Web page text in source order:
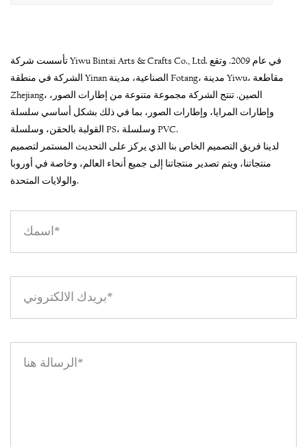
تأسست شركة Yiwu Bintai Arts & Crafts Co., Ltd. في عام 2009. وتقع
الشركة في منطقة Yinan الصناعية، مدينة Fotang، مدينة Yiwu، مقاطعة
Zhejiang، الصين. تنتج الشركة مجموعة متنوعة من إطارات الصور،
وإطارات المرايا، وإطارات الصور، بما في ذلك بشكل أساسي سلسلة
القولبة بالحقن، وسلسلة PS، وسلسلة PVC.
لدينا فريق التصميم الخاص بنا الذي يركز على التحديث المستمر لتصميم
منتجاتنا، ويتم تصدير منتجاتنا إلى جميع أنحاء العالم، وخاصة في أوروبا
والولايات المتحدة.